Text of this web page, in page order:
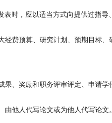
表时，应以适当方式向提供过指
经费预算、研究计划、预期目标
果、奖励和职务评审评定、申请
由他人代写论文或为他人代写论文